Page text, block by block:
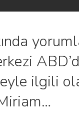
ilgili